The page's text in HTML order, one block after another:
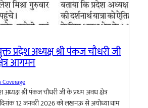
प्रदेश अध्यक्ष श्री पंकज चौधरी जी
आगमन
अध्यक्ष श्री पंकज चौधरी जी के प्रथम अवध क्षेत्र
12 जनवरी 2026 को लखनऊ से अयोध्या धाम